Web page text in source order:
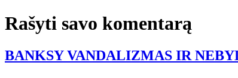
Rašyti savo komentarą
BANKSY VANDALIZMAS IR